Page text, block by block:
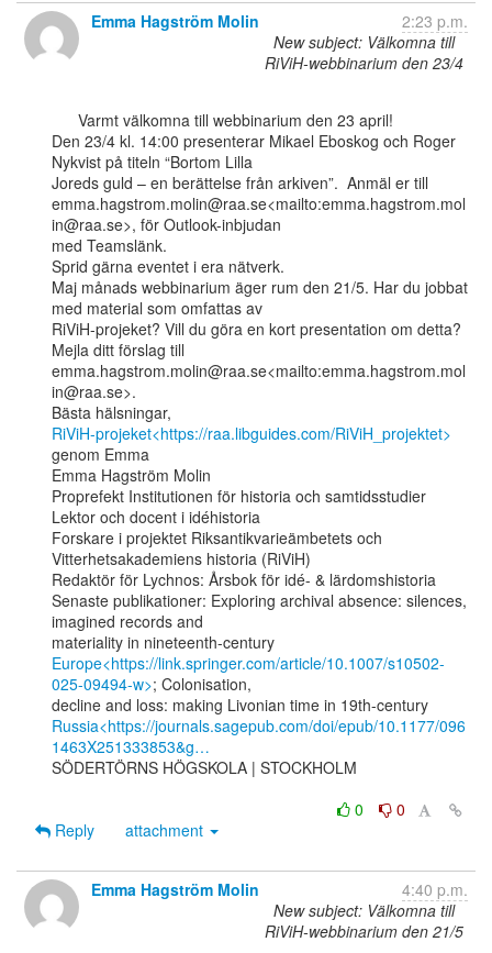
Emma Hagström Molin
2:23 p.m.
New subject: Välkomna till
RiViH-webbinarium den 23/4
Den 23/4 kl. 14:00 presenterar Mikael Eboskog och Roger
Nykvist på titeln “Bortom Lilla
Joreds guld – en berättelse från arkiven”.  Anmäl er till
emma.hagstrom.molin@raa.se<mailto:emma.hagstrom.mol
in@raa.se>, för Outlook-inbjudan
med Teamslänk.
Sprid gärna eventet i era nätverk.
Maj månads webbinarium äger rum den 21/5. Har du jobbat
med material som omfattas av
RiViH-projeket? Vill du göra en kort presentation om detta?
Mejla ditt förslag till
emma.hagstrom.molin@raa.se<mailto:emma.hagstrom.mol
in@raa.se>.
RiViH-projeket<https://raa.libguides.com/RiViH_projektet>
genom Emma
Emma Hagström Molin
Proprefekt Institutionen för historia och samtidsstudier
Lektor och docent i idéhistoria
Forskare i projektet Riksantikvarieämbetets och
Vitterhetsakademiens historia (RiViH)
Redaktör för Lychnos: Årsbok för idé- & lärdomshistoria
Senaste publikationer: Exploring archival absence: silences,
imagined records and
Europe<https://link.springer.com/article/10.1007/s10502-
025-09494-w>; Colonisation,
Russia<https://journals.sagepub.com/doi/epub/10.1177/096
1463X251333853&g…
SÖDERTÖRNS HÖGSKOLA | STOCKHOLM
0
0
Reply
attachment
Emma Hagström Molin
4:40 p.m.
New subject: Välkomna till
RiViH-webbinarium den 21/5